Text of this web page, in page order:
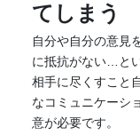
てしまう
自分や自分の意見
に抵抗がない…と
相手に尽くすこと
なコミュニケーシ
意が必要です。